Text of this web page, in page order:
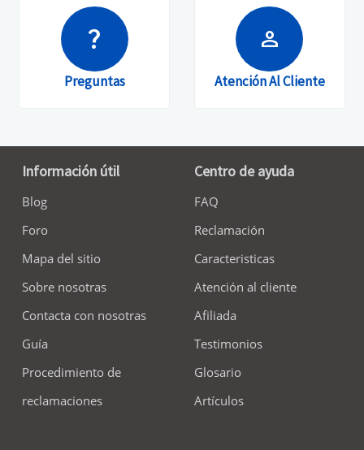
question_mark
Preguntas
person
Atención Al Cliente
Información útil
Blog
Foro
Mapa del sitio
Sobre nosotras
Contacta con nosotras
Guía
Procedimiento de
reclamaciones
Centro de ayuda
FAQ
Reclamación
Caracteristicas
Atención al cliente
Afiliada
Testimonios
Glosario
Artículos